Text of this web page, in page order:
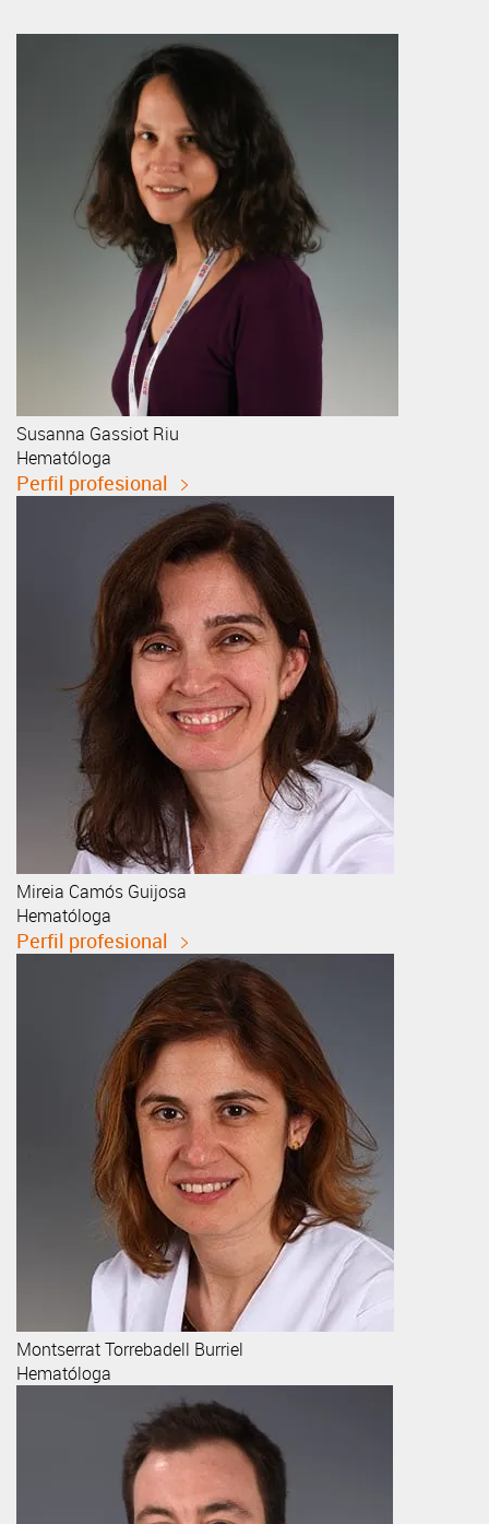
Susanna Gassiot Riu
Hematóloga
Perfil profesional
Mireia Camós Guijosa
Hematóloga
Perfil profesional
MontserratTorrebadell Burriel
Hematóloga